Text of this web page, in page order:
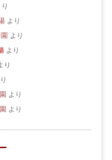
り
より
より
より
り
より
より